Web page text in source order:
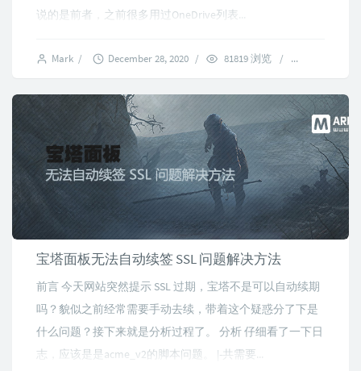
说的是前者，之前很多用过OneDrive列表...
Mark / December 28, 2020 / 81819 浏览 /
宝塔面板无法自动续签 SSL 问题解决方法
前言 今天网站突然提示 SSL 过期，宝塔不是可以自动续期
吗？貌似之前经常需要手动去续，带着这个疑惑分了下是
什么问题？接下来就是分析过程了。 分析 仔细看了一下日
志，应该是是acme_v2的脚本问题。 |-共需要...